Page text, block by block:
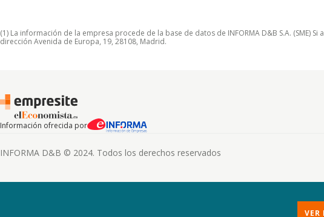
(1) La información de la empresa procede de la base de datos de INFORMA D&B S.A.
dirección Avenida de Europa, 19, 28108, Madrid.
Información ofrecida por
INFORMA D&B © 2024. Todos los derechos reservados
VER